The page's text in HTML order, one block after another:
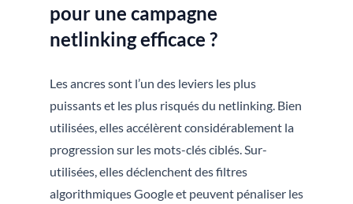
pour une campagne
netlinking efficace ?
Les ancres sont l’un des leviers les plus
puissants et les plus risqués du netlinking. Bien
utilisées, elles accélèrent considérablement la
progression sur les mots-clés ciblés. Sur-
utilisées, elles déclenchent des filtres
algorithmiques Google et peuvent pénaliser les